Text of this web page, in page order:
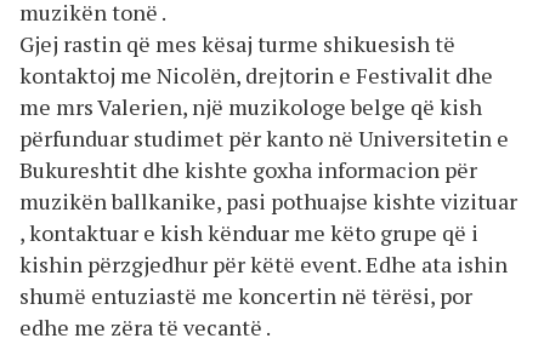
muzikën tonë .
Gjej rastin që mes kësaj turme shikuesish të
kontaktoj me Nicolën, drejtorin e Festivalit dhe
me mrs Valerien, një muzikologe belge që kish
përfunduar studimet për kanto në Universitetin e
Bukureshtit dhe kishte goxha informacion për
muzikën ballkanike, pasi pothuajse kishte vizituar
, kontaktuar e kish kënduar me këto grupe që i
kishin përzgjedhur për këtë event. Edhe ata ishin
shumë entuziastë me koncertin në tërësi, por
edhe me zëra të vecantë .